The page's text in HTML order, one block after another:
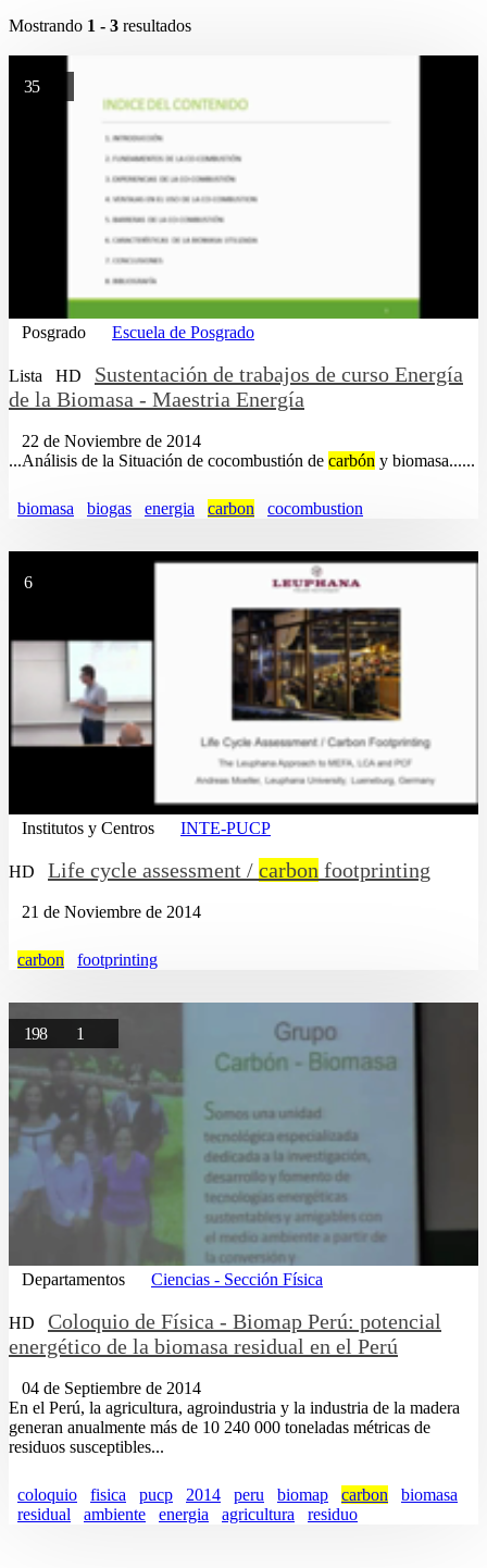
Mostrando 1 - 3 resultados
35
Posgrado Escuela de Posgrado
Lista HD
Sustentación de trabajos de curso Energía
de la Biomasa - Maestria Energía
22 de Noviembre de 2014
...Análisis de la Situación de cocombustión de carbón y biomasa......
biomasa biogas energia carbon cocombustion
6
Institutos y Centros INTE-PUCP
HD Life cycle assessment / carbon footprinting
21 de Noviembre de 2014
carbon footprinting
198 1
Departamentos Ciencias - Sección Física
HD
Coloquio de Física - Biomap Perú: potencial
energético de la biomasa residual en el Perú
04 de Septiembre de 2014
En el Perú, la agricultura, agroindustria y la industria de la madera
generan anualmente más de 10 240 000 toneladas métricas de
residuos susceptibles...
coloquio fisica pucp 2014 peru biomap carbon
biomasa
residual
ambiente energia agricultura residuo